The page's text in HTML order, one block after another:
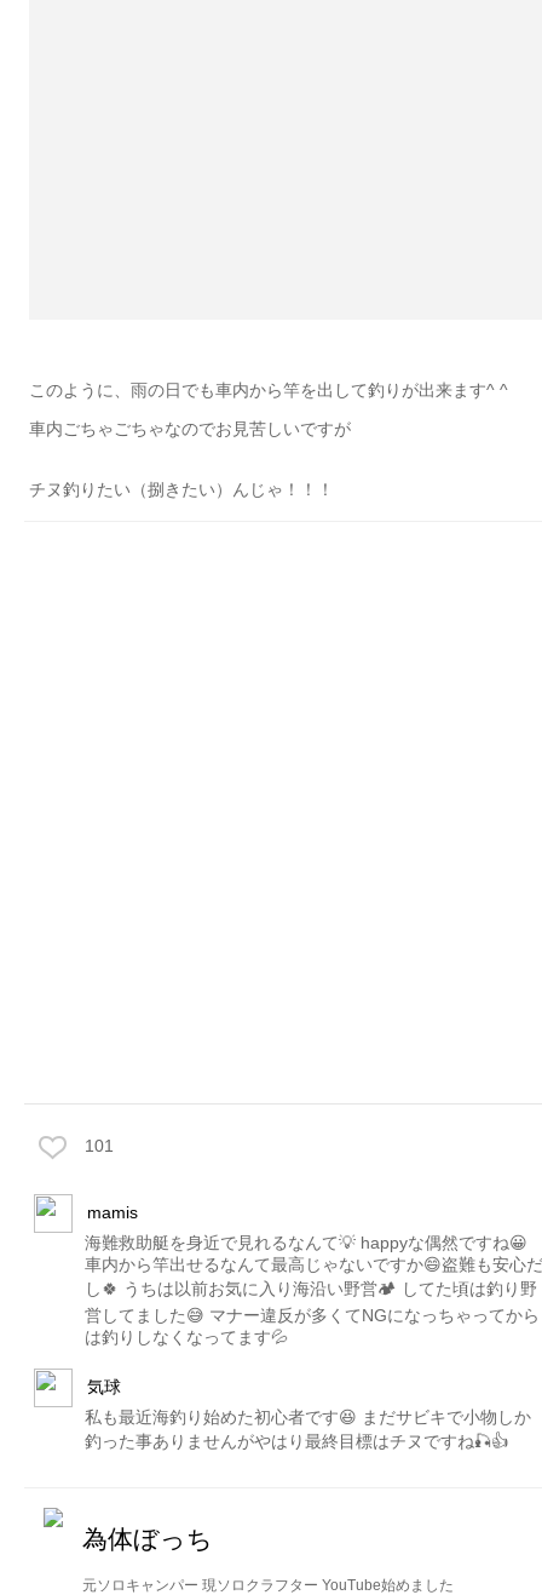
このように、雨の日でも車内から竿を出して釣りが出来ます^ ^
車内ごちゃごちゃなのでお見苦しいですが
チヌ釣りたい（捌きたい）んじゃ！！！
101
mamis
海難救助艇を身近で見れるなんて💡 happyな偶然ですね😀
車内から竿出せるなんて最高じゃないですか😄盗難も安心だ
し🍀 うちは以前お気に入り海沿い野営🏕 してた頃は釣り野
営してました😅 マナー違反が多くてNGになっちゃってから
は釣りしなくなってます💦
気球
私も最近海釣り始めた初心者です😆 まだサビキで小物しか
釣った事ありませんがやはり最終目標はチヌですね🎣👍
為体ぼっち
元ソロキャンパー 現ソロクラフター YouTube始めました